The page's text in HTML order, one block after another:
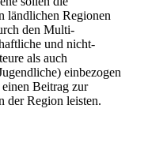
ländlichen Regionen
den Multi-
und nicht-
als auch
einbezogen
Beitrag zur
der Region leisten.